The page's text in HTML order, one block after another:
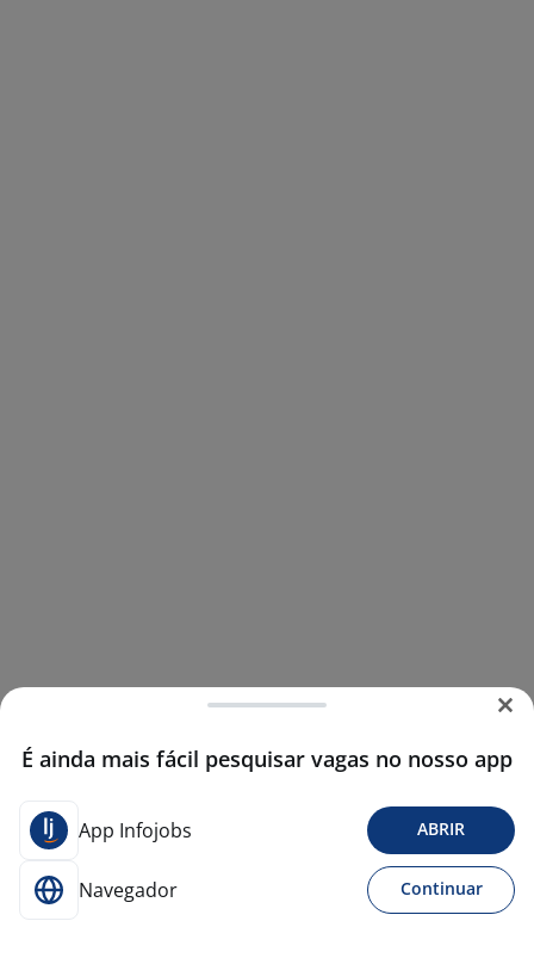
É ainda mais fácil pesquisar vagas no nosso app
App Infojobs ABRIR
Navegador Continuar